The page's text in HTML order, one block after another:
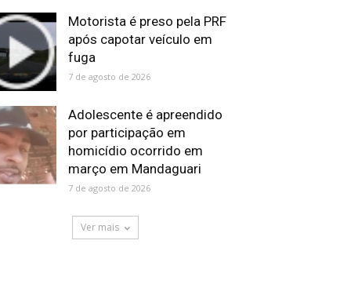
Motorista é preso pela PRF
após capotar veículo em
fuga
7 de agosto de 2026
Adolescente é apreendido
por participação em
homicídio ocorrido em
março em Mandaguari
7 de agosto de 2026
Ver mais